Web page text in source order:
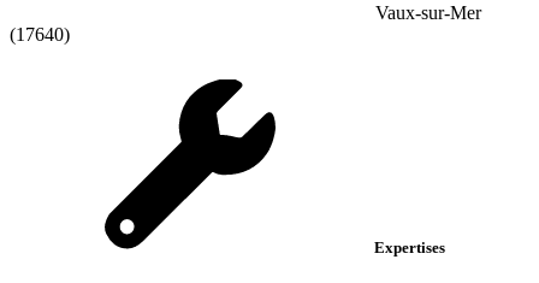
Vaux-sur-Mer
(17640)
Expertises